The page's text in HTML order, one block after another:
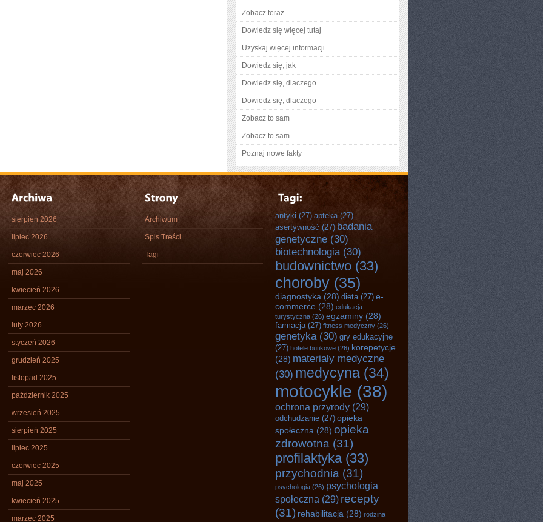
Zobacz teraz
Dowiedz się więcej tutaj
Uzyskaj więcej informacji
Dowiedz się, jak
Dowiedz się, dlaczego
Dowiedz się, dlaczego
Zobacz to sam
Zobacz to sam
Poznaj nowe fakty
sierpień 2026
lipiec 2026
czerwiec 2026
maj 2026
kwiecień 2026
marzec 2026
luty 2026
styczeń 2026
grudzień 2025
listopad 2025
październik 2025
wrzesień 2025
sierpień 2025
lipiec 2025
czerwiec 2025
maj 2025
kwiecień 2025
marzec 2025
Archiwum
Spis Treści
Tagi
antyki (27) apteka(27)
asertywność (27) badania
genetyczne (30)
biotechnologia(30)
budownictwo (33)
choroby (35)
diagnostyka (28) dieta(27) e-
commerce (28) edukacja
turystyczna (26) egzaminy (28)
farmacja(27) fitness medyczny (26)
genetyka(30) gry edukacyjne
(27) hotele butikowe (26) korepetycje
(28) materiały medyczne
(30) medycyna (34)
motocykle (38)
ochrona przyrody (29)
odchudzanie (27) opieka
społeczna (28) opieka
zdrowotna (31)
profilaktyka(33)
przychodnia (31)
psychologia (26) psychologia
społeczna (29) recepty
(31) rehabilitacja (28) rodzina